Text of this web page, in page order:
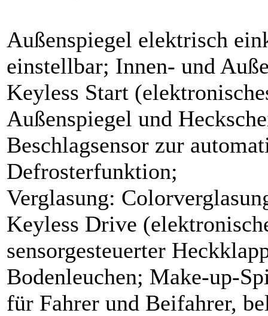
Außenspiegel elektrisch
einstellbar; Innen- und
Keyless Start
Außenspiegel und
Beschlagsensor zur
Defrosterfunktion;
Verglasung:
Keyless Drive
sensorgesteuerter
Bodenleuchen; Make-up-
für Fahrer und Beifahrer,